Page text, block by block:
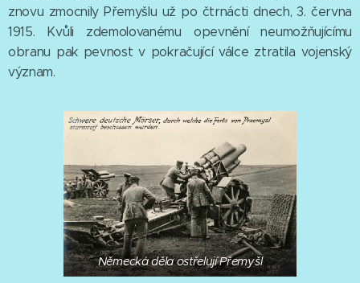
znovu zmocnily Přemyšlu už po čtrnácti dnech, 3. června
1915. Kvůli zdemolovanému opevnění neumožňujícímu
obranu pak pevnost v pokračující válce ztratila vojenský
význam.
Německá děla ostřelují Přemyšl